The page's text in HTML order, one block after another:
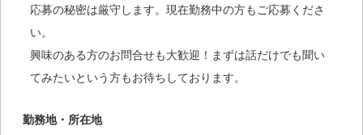
応募の秘密は厳守します。現在勤務中の方もご応募くださ
い。
興味のある方のお問合せも大歓迎！まずは話だけでも聞い
てみたいという方もお待ちしております。
勤務地・所在地